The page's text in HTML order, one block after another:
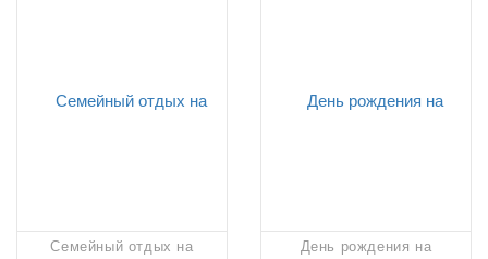
Семейный отдых на
День рождения на